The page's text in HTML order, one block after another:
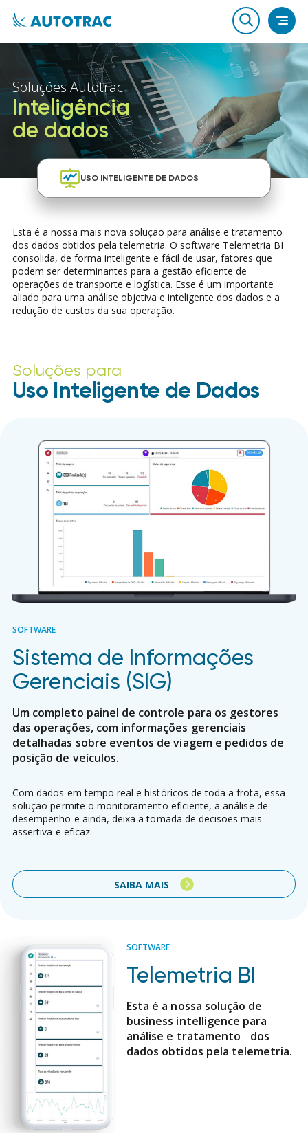
Soluções Autotrac
Inteligência
de dados
USO INTELIGENTE DE DADOS
USO INTELIGENTE DE DADOS
Esta é a nossa mais nova solução para análise e tratamento
dos dados obtidos pela telemetria. O software Telemetria BI
consolida, de forma inteligente e fácil de usar, fatores que
podem ser determinantes para a gestão eficiente de
operações de transporte e logística. Esse é um importante
aliado para uma análise objetiva e inteligente dos dados e a
redução de custos da sua operação.
Soluções para
Uso Inteligente de Dados
SOFTWARE
Sistema de Informações
Gerenciais (SIG)
Um completo painel de controle para os gestores
das operações, com informações gerenciais
detalhadas sobre eventos de viagem e pedidos de
posição de veículos.
Com dados em tempo real e históricos de toda a frota, essa
solução permite o monitoramento eficiente, a análise de
desempenho e ainda, deixa a tomada de decisões mais
assertiva e eficaz.
SAIBA MAIS
SOFTWARE
Telemetria BI
Esta é a nossa solução de
business intelligence para
análise e tratamento dos
dados obtidos pela telemetria.